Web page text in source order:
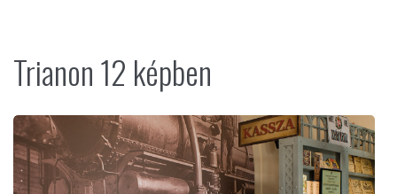
Trianon 12 képben